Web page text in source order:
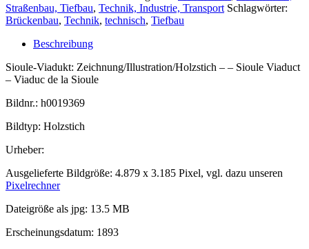
Straßenbau, Tiefbau, Technik, Industrie, Transport Schlagwörter:
Brückenbau, Technik, technisch, Tiefbau
Beschreibung
Sioule-Viadukt: Zeichnung/Illustration/Holzstich – – Sioule Viaduct
– Viaduc de la Sioule
Bildnr.: h0019369
Bildtyp: Holzstich
Urheber:
Ausgelieferte Bildgröße: 4.879 x 3.185 Pixel, vgl. dazu unseren
Pixelrechner
Dateigröße als jpg: 13.5 MB
Erscheinungsdatum: 1893